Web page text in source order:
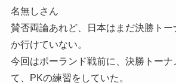
名無しさん
賛否両論あれど、日本はまだ決勝トー
か行けていない。
今回はポーランド戦前に、決勝トーナ
て、PKの練習をしていた。